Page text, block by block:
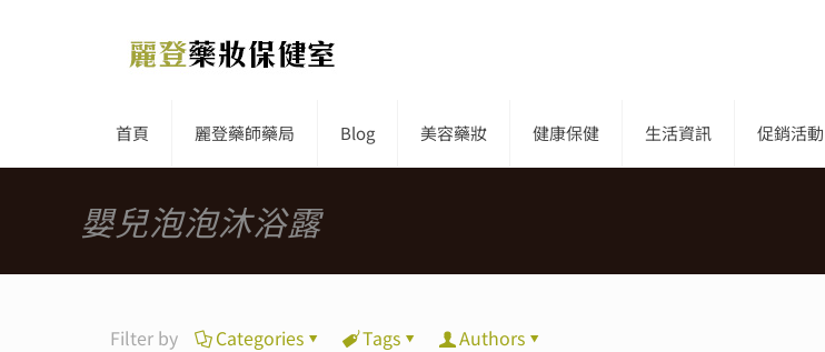
首頁 麗登藥師藥局 Blog 美容藥妝 健康保健 生活資訊 促銷活動
嬰兒泡泡沐浴露
Filter by Categories Tags Authors